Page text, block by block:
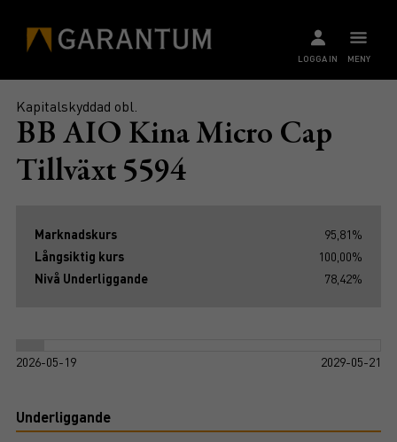
MENY
LOGGA IN
Kapitalskyddad obl.
BB AIO Kina Micro Cap
Tillväxt 5594
Marknadskurs
95,81%
Långsiktig kurs
100,00%
Nivå Underliggande
78,42%
2026-05-19 2029-05-21
Underliggande